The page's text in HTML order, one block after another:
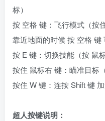
标）
按 空格 键：飞行模式（按
靠近地面的时候 按 空格 键
按 E 键：切换技能（按 鼠
按住 鼠标右 键：瞄准目标
按住 W 键：连按 Shift 键
超人按键说明：